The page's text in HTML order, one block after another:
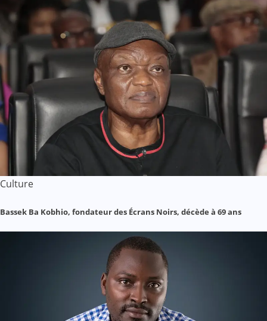
Culture
Bassek Ba Kobhio, fondateur des Écrans Noirs, décède à 69 ans